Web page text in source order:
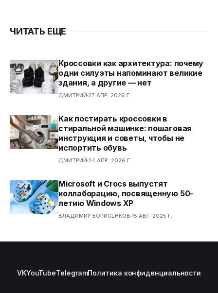
ЧИТАТЬ ЕЩЕ
Кроссовки как архитектура: почему
одни силуэты напоминают великие
здания, а другие — нет
ДМИТРИЙ 27 АПР. 2026 Г.
Как постирать кроссовки в
стиральной машинке: пошаговая
инструкция и советы, чтобы не
испортить обувь
ДМИТРИЙ 24 АПР. 2026 Г.
Microsoft и Crocs выпустят
коллаборацию, посвященную 50-
летию Windows XP
ВЛАДИМИР БОРИСЕНКОВ 15 АВГ. 2025 Г.
VKYouTubeTelegramПолитика конфиденциальности